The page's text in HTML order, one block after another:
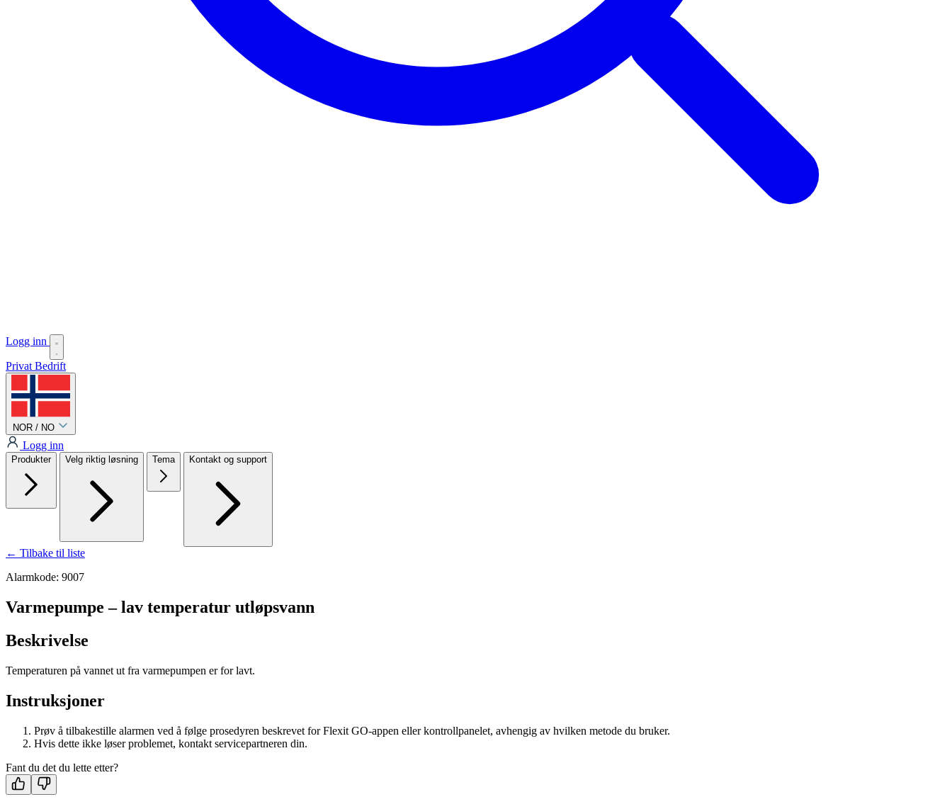
Logg inn
Privat Bedrift
NOR / NO
Logg inn
Produkter Velg riktig løsning Tema Kontakt og support
← Tilbake til liste
Alarmkode: 9007
Varmepumpe – lav temperatur utløpsvann
Beskrivelse
Temperaturen på vannet ut fra varmepumpen er for lavt.
Instruksjoner
Prøv å tilbakestille alarmen ved å følge prosedyren beskrevet for Flexit GO-appen eller kontrollpanelet, avhengig av hvilken metode du bruker.
Hvis dette ikke løser problemet, kontakt servicepartneren din.
Fant du det du lette etter?